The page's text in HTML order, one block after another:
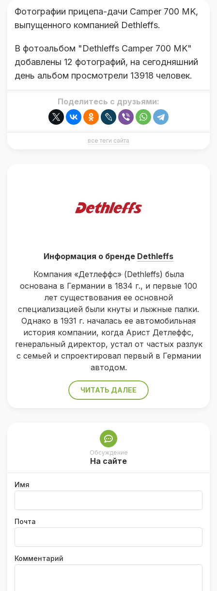
Фотографии прицепа-дачи Camper 700 MK,
выпущенного компанией Dethleffs.
В фотоальбом "Dethleffs Camper 700 MK"
добавлены 12 фотографий, на сегодняшний
день альбом просмотрели 13918 человек.
Поделитесь с друзьями:
все теги сайта
Информация о бренде Dethleffs
Компания «Детлеффс» (Dethleffs) была
основана в Германии в 1834 г., и первые 100
лет существования ее основной
специализацией были кнуты и лыжные палки.
Однако в 1931 г. началась ее автомобильная
история компании, когда Арист Детлеффс,
генеральный директор, устал от частых разлук
с семьей и спроектировал первый в Германии
автодом.
ЧИТАТЬ ДАЛЕЕ
Обсуждение
На сайте
Имя
Почта
Комментарий